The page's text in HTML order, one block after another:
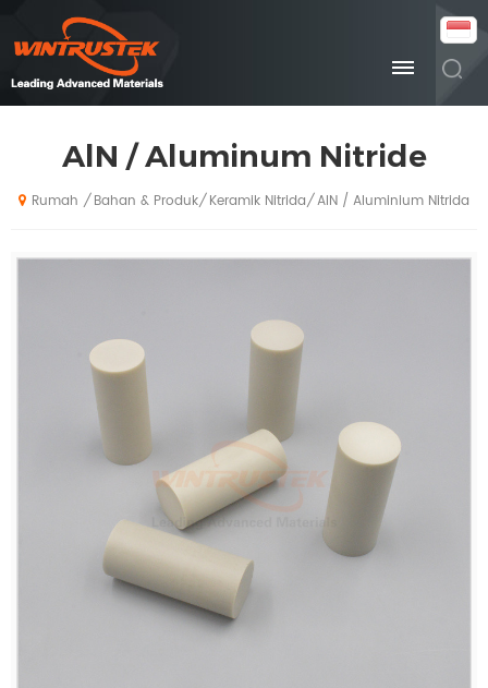
AlN / Aluminum Nitride
Rumah / Bahan & Produk/ Keramik Nitrida/ AlN / Aluminium Nitrida